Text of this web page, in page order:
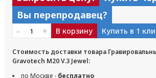
Вы перепродавец?
– + В корзину Купить в 1
Стоимость доставки товара
Gravotech M20 V.3 Jewel:
по Москве - бесплатно